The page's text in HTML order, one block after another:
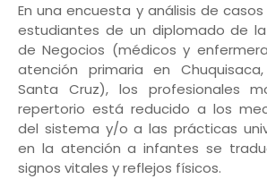
En una encuesta y análisis de
estudiantes de un diplomado de la
de Negocios (médicos y
atención primaria en
Santa Cruz), los profesionales
repertorio está reducido a los
del sistema y/o a las prácticas
en la atención a infantes se
signos vitales y reflejos físicos.